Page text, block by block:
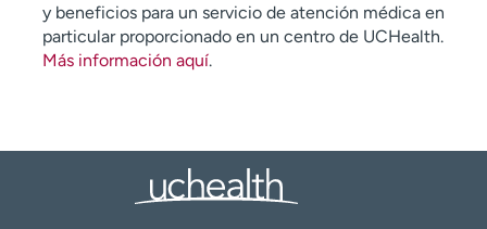
y beneficios para un servicio de atención médica en
particular proporcionado en un centro de UCHealth.
Más información aquí.